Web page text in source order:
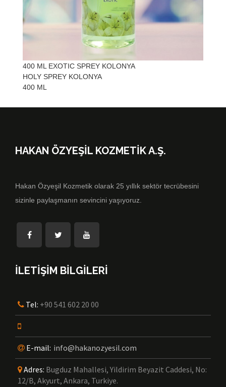
400 ML EXOTIC SPREY KOLONYA
HOLY SPREY KOLONYA
400 ML
HAKAN ÖZYEŞİL KOZMETİK A.Ş.
Hakan Özyeşil Kozmetik olarak 25 yıllık sektör tecrübesini
sizinle paylaşmanın sevincini yaşıyoruz.
İLETİŞİM BİLGİLERİ
Tel: +90 541 602 20 00
E-mail: info@hakanozyesil.com
Adres: Bugduz Mahallesi, Yildirim Beyazit Caddesi, No:
12/B, Akyurt, Ankara, Turkiye.